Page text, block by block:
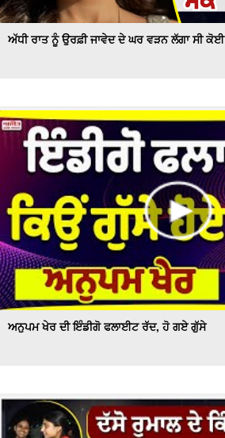
ਅੱਧੀ ਰਾਤ ਨੂੰ ਉਰਫ਼ੀ ਜਾਵੇਦ ਦੇ ਘਰ ਵੜਨ ਲੱਗਾ ਸੀ ਕੋਈ
ਅਨੁਪਮ ਖੇਰ ਦੀ ਇੰਡੀਗੋ ਫਲਾਈਟ ਰੱਦ, ਹੋ ਗਏ ਗੁੱਸੇ